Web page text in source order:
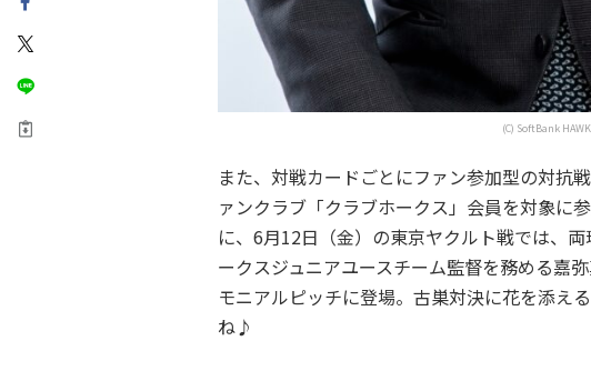
(C) SoftBank
また、対戦カードごとにファン参加型の対抗
ァンクラブ「クラブホークス」会員を対象に
に、6月12日（金）の東京ヤクルト戦では、
ークスジュニアユースチーム監督を務める嘉
モニアルピッチに登場。古巣対決に花を添え
ね♪